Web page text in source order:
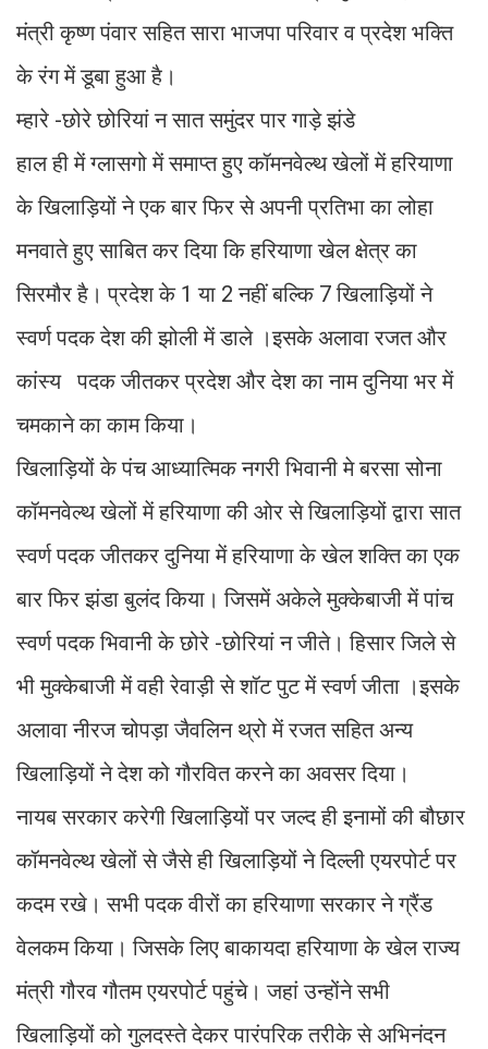
मंत्री कृष्ण पंवार सहित सारा भाजपा परिवार व प्रदेश भक्ति
के रंग में डूबा हुआ है।
म्हारे -छोरे छोरियां न सात समुंदर पार गाड़े झंडे
हाल ही में ग्लासगो में समाप्त हुए कॉमनवेल्थ खेलों में हरियाणा
के खिलाड़ियों ने एक बार फिर से अपनी प्रतिभा का लोहा
मनवाते हुए साबित कर दिया कि हरियाणा खेल क्षेत्र का
सिरमौर है। प्रदेश के 1 या 2 नहीं बल्कि 7 खिलाड़ियों ने
स्वर्ण पदक देश की झोली में डाले ।इसके अलावा रजत और
कांस्य पदक जीतकर प्रदेश और देश का नाम दुनिया भर में
चमकाने का काम किया।
खिलाड़ियों के पंच आध्यात्मिक नगरी भिवानी मे बरसा सोना
कॉमनवेल्थ खेलों में हरियाणा की ओर से खिलाड़ियों द्वारा सात
स्वर्ण पदक जीतकर दुनिया में हरियाणा के खेल शक्ति का एक
बार फिर झंडा बुलंद किया। जिसमें अकेले मुक्केबाजी में पांच
स्वर्ण पदक भिवानी के छोरे -छोरियां न जीते। हिसार जिले से
भी मुक्केबाजी में वही रेवाड़ी से शॉट पुट में स्वर्ण जीता ।इसके
अलावा नीरज चोपड़ा जैवलिन थ्रो में रजत सहित अन्य
खिलाड़ियों ने देश को गौरवित करने का अवसर दिया।
नायब सरकार करेगी खिलाड़ियों पर जल्द ही इनामों की बौछार
कॉमनवेल्थ खेलों से जैसे ही खिलाड़ियों ने दिल्ली एयरपोर्ट पर
कदम रखे। सभी पदक वीरों का हरियाणा सरकार ने ग्रैंड
वेलकम किया। जिसके लिए बाकायदा हरियाणा के खेल राज्य
मंत्री गौरव गौतम एयरपोर्ट पहुंचे। जहां उन्होंने सभी
खिलाड़ियों को गुलदस्ते देकर पारंपरिक तरीके से अभिनंदन